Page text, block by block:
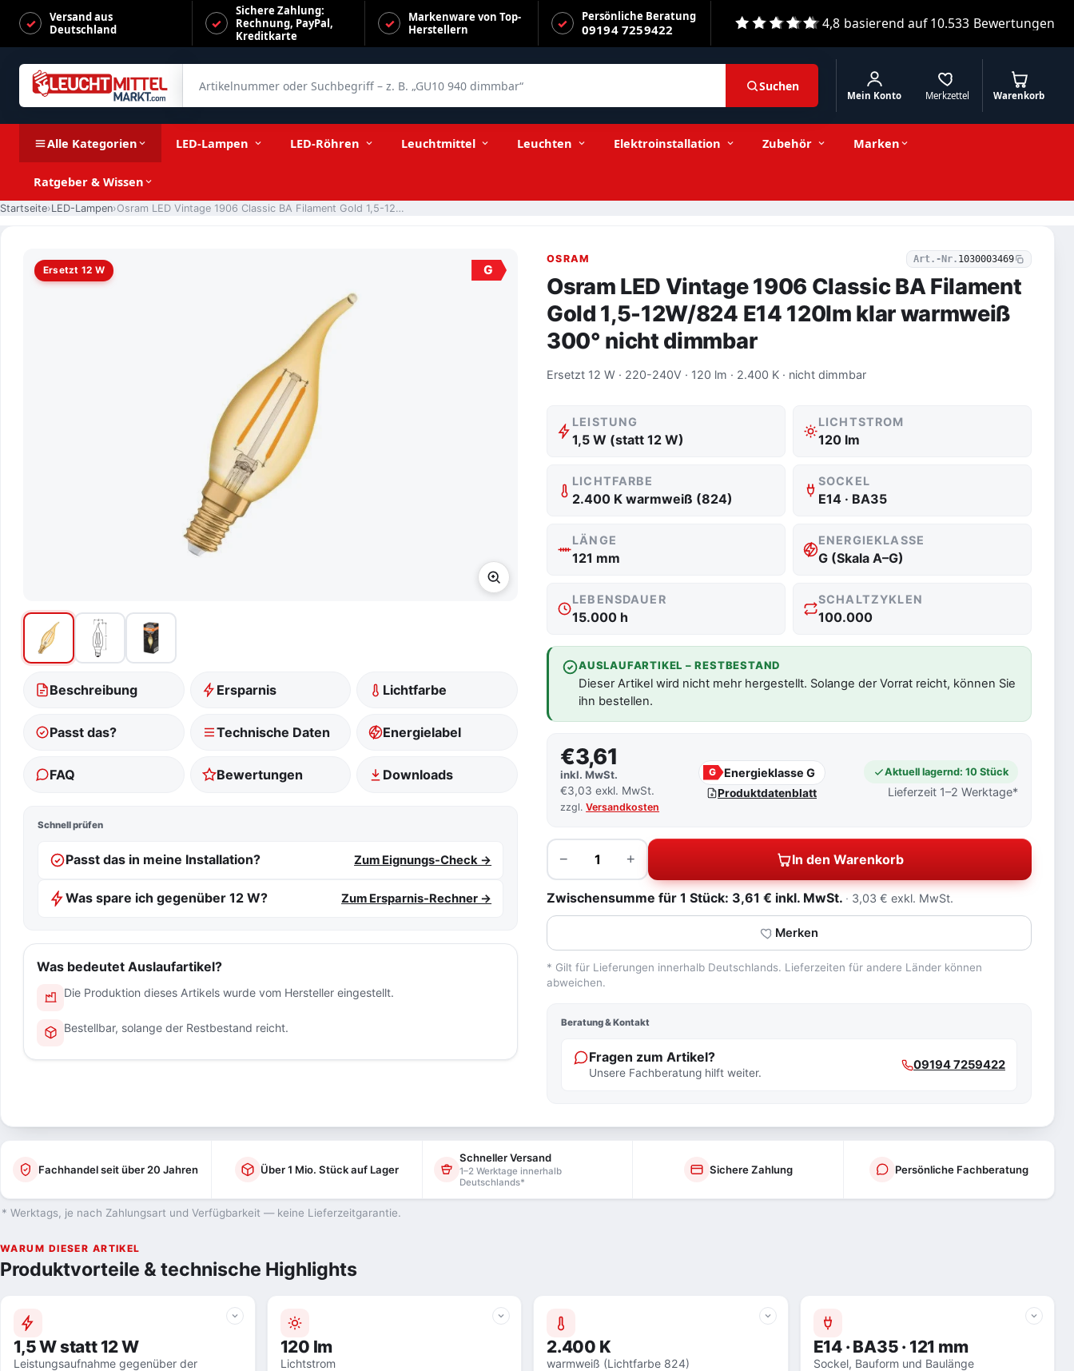
Versand aus
Deutschland
Sichere Zahlung:
Rechnung, PayPal,
Kreditkarte
Markenware von Top-
Herstellern
Persönliche Beratung
09194 7259422 4,8 basierend auf10.533 Bewertungen
Suchen
Merkzettel
Mein Konto Warenkorb
Alle Kategorien LED-Lampen LED-Röhren Leuchtmittel Leuchten Elektroinstallation Zubehör Marken
Ratgeber & Wissen
Startseite LED-Lampen Osram LED Vintage 1906 Classic BA Filament Gold 1,5-12W/824 E14 120lm klar warmweiß 300° nicht dimmbar
OSRAM Art.-Nr. 1030003469
Osram LED Vintage 1906 Classic BA Filament
Gold 1,5-12W/824 E14 120lm klar warmweiß
300° nicht dimmbar
Ersetzt 12 W · 220-240V · 120 lm · 2.400 K · nicht dimmbar
Ersetzt 12 W G
Beschreibung Ersparnis Lichtfarbe
Passt das? Technische Daten Energielabel
FAQ Bewertungen Downloads
Schnell prüfen
Passt das in meine Installation? Zum Eignungs-Check →
Was spare ich gegenüber 12 W? Zum Ersparnis-Rechner →
Was bedeutet Auslaufartikel?
Die Produktion dieses Artikels wurde vom Hersteller eingestellt.
Bestellbar, solange der Restbestand reicht.
LEISTUNG
1,5 W (statt 12 W)
LICHTSTROM
120 lm
LICHTFARBE
2.400 K warmweiß (824)
SOCKEL
E14 · BA35
LÄNGE
121 mm
ENERGIEKLASSE
G (Skala A–G)
LEBENSDAUER
15.000 h
SCHALTZYKLEN
100.000
AUSLAUFARTIKEL – RESTBESTAND
Dieser Artikel wird nicht mehr hergestellt. Solange der Vorrat reicht, können Sie
ihn bestellen.
€3,61
inkl. MwSt.
€3,03 exkl. MwSt.
zzgl.Versandkosten
G Energieklasse G
Produktdatenblatt
Aktuell lagernd: 10 Stück
Lieferzeit 1–2 Werktage*
−
Menge
+ In den Warenkorb
Zwischensumme für 1 Stück: 3,61 € inkl. MwSt. 3,03 € exkl. MwSt.
Merken
* Gilt für Lieferungen innerhalb Deutschlands. Lieferzeiten für andere Länder können
abweichen.
Beratung & Kontakt
Fragen zum Artikel?
Unsere Fachberatung hilft weiter.
09194 7259422
Fachhandel seit über 20 Jahren Über 1 Mio. Stück auf Lager
Schneller Versand
1–2 Werktage innerhalb
Deutschlands*
Sichere Zahlung Persönliche Fachberatung
* Werktags, je nach Zahlungsart und Verfügbarkeit — keine Lieferzeitgarantie.
Osram LED Vintage 1906 Classic BA Filament Gold 1,5-12W/824 E14 120lm klar warmweiß 300° nicht dimmbar −
Stückzahl + In den Warenkorb
WARUM DIESER ARTIKEL
Produktvorteile & technische Highlights
1,5 W statt 12 W
Leistungsaufnahme gegenüber der
120 lm
Lichtstrom
2.400 K
warmweiß (Lichtfarbe 824)
E14 · BA35 · 121 mm
Sockel, Bauform und Baulänge